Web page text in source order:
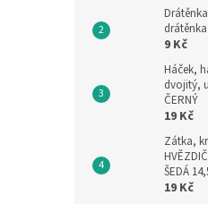
9 Kč
Háček,
dvojitý,
ČERNÝ
19 Kč
Zátka,
ŠEDÁ
19 Kč